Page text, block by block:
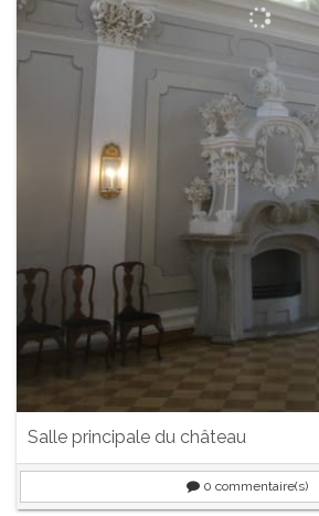
Salle principale du château
0 commentaire(s)